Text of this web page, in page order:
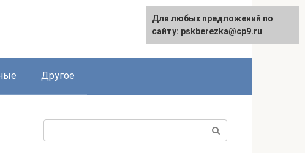
English
Другое
Для любых предложений по
сайту: pskberezka@cp9.ru